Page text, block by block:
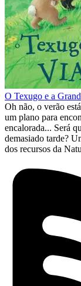
O Texugo e a
Oh não, o verão
um plano para
encalorada... Será
demasiado tarde?
dos recursos da